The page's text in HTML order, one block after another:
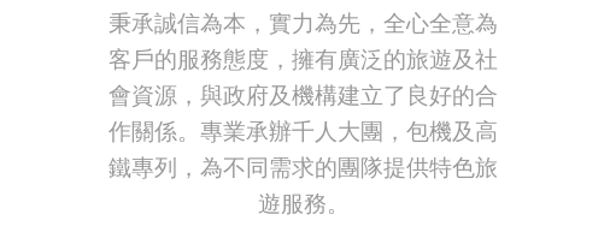
秉承誠信為本，實力為先，全心全意為
客戶的服務態度，擁有廣泛的旅遊及社
會資源，與政府及機構建立了良好的合
作關係。專業承辦千人大團，包機及高
鐵專列，為不同需求的團隊提供特色旅
遊服務。